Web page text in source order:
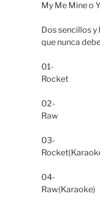
My Me Mine o
Dos sencillos y
que nunca
01-
Rocket
02-
Raw
03-
04-
Raw(Karaoke)